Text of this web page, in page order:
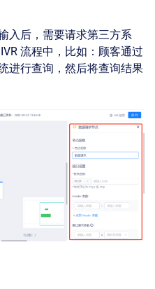
入后，需要请求第三方系
流程中，比如：顾客通过
进行查询，然后将查询结果